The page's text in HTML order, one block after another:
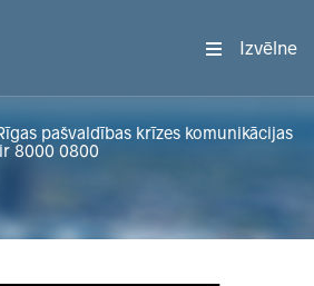
Izvēlne
pašvaldības krīzes komunikācijas
8000 0800